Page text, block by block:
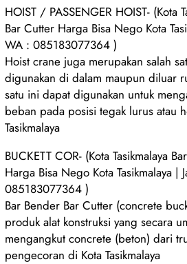
HOIST / PASSENGER HOIST- (Kota
Bar Cutter Harga Bisa Nego Kota
WA : 085183077364 )
Hoist crane juga merupakan salah
digunakan di dalam maupun diluar
satu ini dapat digunakan untuk
beban pada posisi tegak lurus atau
Tasikmalaya
BUCKETT COR- (Kota Tasikmalaya
Harga Bisa Nego Kota Tasikmalaya |
085183077364 )
Bar Bender Bar Cutter (concrete
produk alat konstruksi yang secara
mengangkut concrete (beton) dari
pengecoran di Kota Tasikmalaya